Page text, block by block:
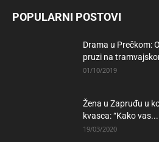
POPULARNI POSTOVI
Drama u Prečkom:
pruzi na
01/10/2019
Žena u Zapruđu u
kvasca: “Kako vas...
19/03/2020